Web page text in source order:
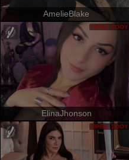
AmelieBlake
ElinaJhonson
ΠΡΙΒΈ ΣΌΟΥ
ΠΡΙΒΈ ΣΌΟΥ